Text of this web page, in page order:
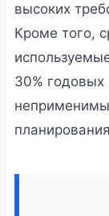
высоких
Кроме того,
30%